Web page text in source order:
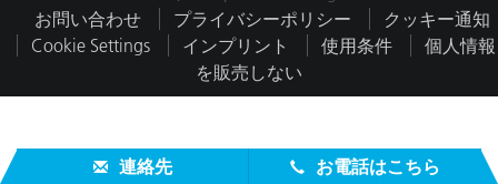
お問い合わせ
プライバシーポリシー
クッキー通知
Cookie Settings
インプリント 使用条件
個人情報
を販売しない
連絡先 お電話はこちら